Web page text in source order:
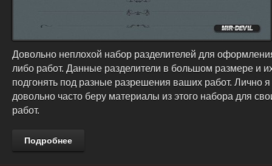
Довольно неплохой набор разделителей для
либо работ. Данные разделители в большом размере и
подгонять под разные разрешения ваших работ. Лично я
довольно часто беру материалы из этого набора для
работ.
Подробнее